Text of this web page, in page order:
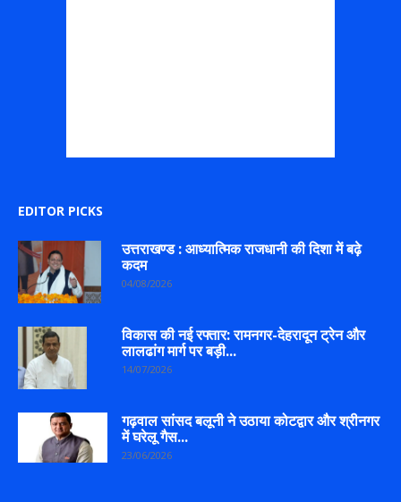
EDITOR PICKS
उत्तराखण्ड : आध्यात्मिक राजधानी की दिशा में बढ़े
कदम
04/08/2026
विकास की नई रफ्तार: रामनगर-देहरादून ट्रेन और
लालढांग मार्ग पर बड़ी...
14/07/2026
गढ़वाल सांसद बलूनी ने उठाया कोटद्वार और श्रीनगर
में घरेलू गैस...
23/06/2026